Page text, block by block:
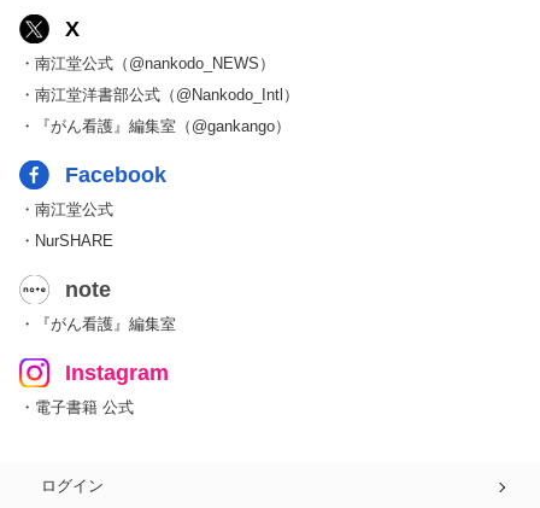
X
・南江堂公式（@nankodo_NEWS）
・南江堂洋書部公式（@Nankodo_Intl）
・『がん看護』編集室（@gankango）
Facebook
・南江堂公式
・NurSHARE
note
・『がん看護』編集室
Instagram
・電子書籍 公式
ログイン